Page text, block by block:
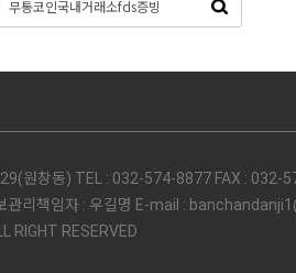
원창동) TEL : 032-574-8877 FAX : 032-
관리책임자 : 우길명 E-mail :
RIGHT RESERVED